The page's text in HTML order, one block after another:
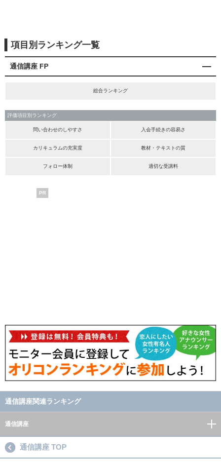
項目別ランキング一覧
通信講座 FP
総合ランキング
評価項目別ランキング
問い合わせのしやすさ 入会手続きの容易さ
カリキュラムの充実度 教材・テキストの質
フォロー体制 適切な受講料
PR
通信講座関連ランキング
通信講座
通信講座 TOP